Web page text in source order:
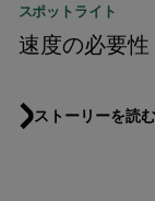
スポットライト
速度の必要
ストーリーを読む